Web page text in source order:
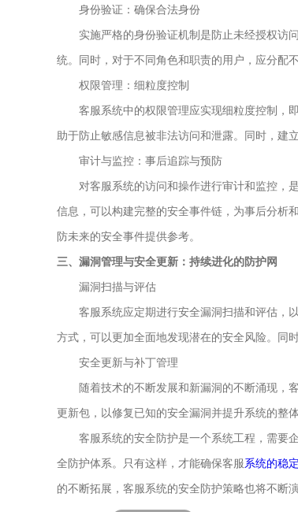
身份验证：确保合法身份
实施严格的身份验证机制是防止未经授权访问
统。同时，对于不同角色和职责的用户，应分配
权限管理：细粒度控制
客服系统中的权限管理应实现细粒度控制，即
助于防止敏感信息被非法访问和泄露。同时，建
审计与监控：事后追踪与预防
对客服系统的访问和操作进行审计和监控，是
信息，可以构建完整的安全事件链，为事后分析
防未来的安全事件提供参考。
三、漏洞管理与安全更新：持续进化的防护网
漏洞扫描与评估
客服系统应定期进行安全漏洞扫描和评估，以
方式，可以更加全面地发现潜在的安全风险。同
安全更新与补丁管理
随着技术的不断发展和新漏洞的不断涌现，客
更新包，以修复已知的安全漏洞并提升系统的整
客服系统的安全防护是一个系统工程，需要企
全防护体系。只有这样，才能确保客服系统的稳
的不断拓展，客服系统的安全防护策略也将不断